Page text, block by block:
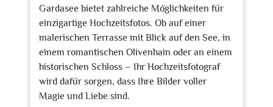
Gardasee bietet zahlreiche Möglichkeiten für
einzigartige Hochzeitsfotos. Ob auf einer
malerischen Terrasse mit Blick auf den See, in
einem romantischen Olivenhain oder an einem
historischen Schloss – Ihr Hochzeitsfotograf
wird dafür sorgen, dass Ihre Bilder voller
Magie und Liebe sind.